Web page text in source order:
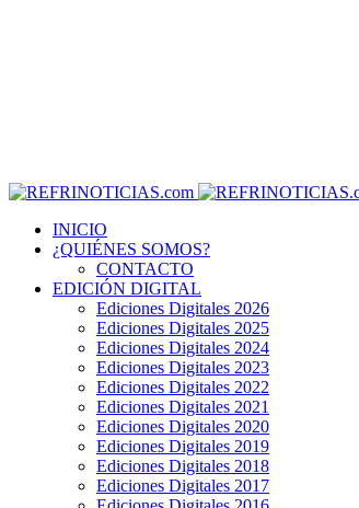
INICIO
¿QUIÉNES SOMOS?
CONTACTO
EDICIÓN DIGITAL
Ediciones Digitales 2026
Ediciones Digitales 2025
Ediciones Digitales 2024
Ediciones Digitales 2023
Ediciones Digitales 2022
Ediciones Digitales 2021
Ediciones Digitales 2020
Ediciones Digitales 2019
Ediciones Digitales 2018
Ediciones Digitales 2017